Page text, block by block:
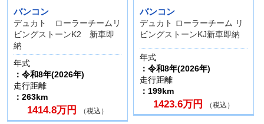
バンコン
デュカト ローラーチームリ
ビングストーンK2 新車即
納
年式
：令和8年(2026年)
走行距離
：263km
1414.8万円 （税込）
バンコン
デュカト ローラーチーム リ
ビングストーンKJ新車即納
年式
：令和8年(2026年)
走行距離
：199km
1423.6万円 （税込）